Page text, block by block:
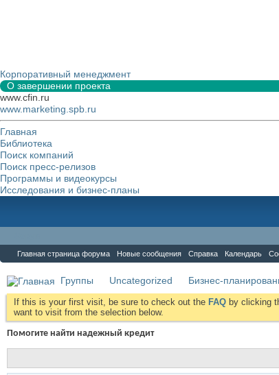
Корпоративный менеджмент
О завершении проекта
www.cfin.ru
www.marketing.spb.ru
Главная
Библиотека
Поиск компаний
Поиск пресс-релизов
Программы и видеокурсы
Исследования и бизнес-планы
Главная страница форума Новые сообщения Справка Календарь
Группы Uncategorized Бизнес-
If this is your first visit, be sure to check out the FAQ by clicking
want to visit from the selection below.
Помогите найти надежный кредит